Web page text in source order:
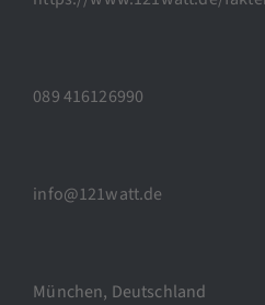
089 416126990
info@121watt.de
München, Deutschland